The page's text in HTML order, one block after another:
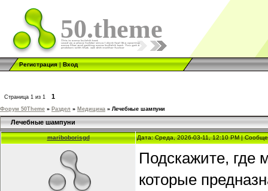
50.theme
Регистрация|Вход
Страница 1 из 1 1
Форум 50Theme » Раздел » Медицина » Лечебные шампуни
Лечебные шампуни
mariboborisgd Дата: Среда, 2026-03-11, 12:10 PM |
Подскажите, где
которые